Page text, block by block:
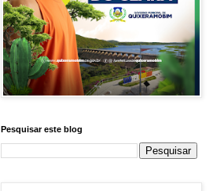
Pesquisar este blog